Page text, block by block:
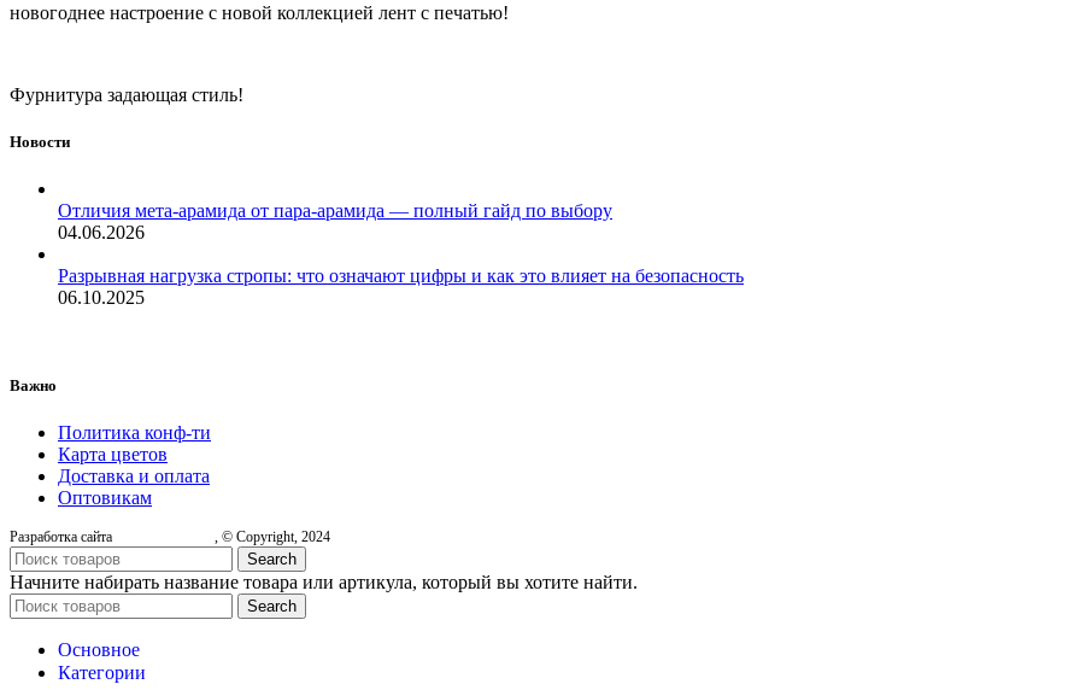
новогоднее настроение с новой коллекцией лент с печатью!
Фурнитура задающая стиль!
Новости
Отличия мета-арамида от пара-арамида — полный гайд по выбору
04.06.2026
Разрывная нагрузка стропы: что означают цифры и как это влияет на безопасность
06.10.2025
Важно
Политика конф-ти
Карта цветов
Доставка и оплата
Оптовикам
Разработка сайта , © Copyright, 2024
Search
Начните набирать название товара или артикула, который вы хотите найти.
Search
Основное
Категории